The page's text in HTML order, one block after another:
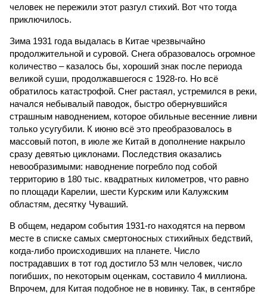
человек не пережили этот разгул стихий. Вот что тогда
приключилось.
Зима 1931 года выдалась в Китае чрезвычайно
продолжительной и суровой. Снега образовалось огромное
количество – казалось бы, хороший знак после периода
великой суши, продолжавшегося с 1928-го. Но всё
обратилось катастрофой. Снег растаял, устремился в реки,
начался небывалый паводок, быстро обернувшийся
страшным наводнением, которое обильные весенние ливни
только усугубили. К июню всё это преобразовалось в
массовый потоп, в июле же Китай в дополнение накрыло
сразу девятью циклонами. Последствия оказались
невообразимыми: наводнение погребло под собой
территорию в 180 тыс. квадратных километров, что равно
по площади Карелии, шести Курским или Калужским
областям, десятку Чуваший.
В общем, недаром события 1931-го находятся на первом
месте в списке самых смертоносных стихийных бедствий,
когда-либо происходивших на планете. Число
пострадавших в тот год достигло 53 млн человек, число
погибших, по некоторым оценкам, составило 4 миллиона.
Впрочем, для Китая подобное не в новинку. Так, в сентябре